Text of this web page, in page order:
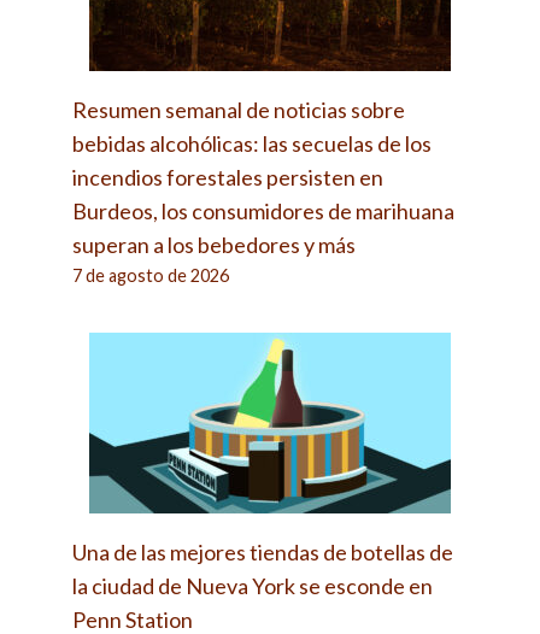
Resumen semanal de noticias sobre
bebidas alcohólicas: las secuelas de los
incendios forestales persisten en
Burdeos, los consumidores de marihuana
superan a los bebedores y más
7 de agosto de 2026
Una de las mejores tiendas de botellas de
la ciudad de Nueva York se esconde en
Penn Station